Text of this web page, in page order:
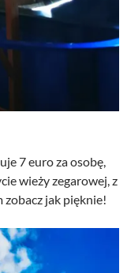
7 euro za osobę,
wieży zegarowej, z
zobacz jak pięknie!